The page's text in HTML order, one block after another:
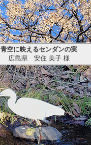
青空に映えるセンダンの実
広島県安住 美子 様